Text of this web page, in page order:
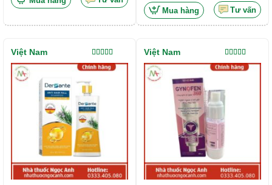
Mua hàng Tư vấn
Được xếp
hạng5.00
Việt Nam
Được xếp
hạng5.00
Việt Nam